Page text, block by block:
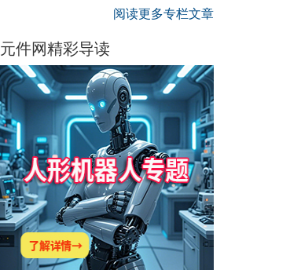
阅读更多专栏文章
元件网精彩导读